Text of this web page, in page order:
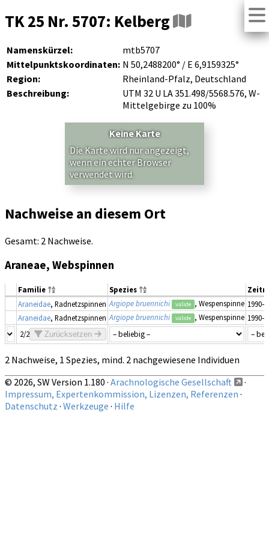
TK 25 Nr. 5707: Kelberg
Namenskürzel:
mtb5707
Mittelpunktskoordinaten: N 50,2488200° / E 6,9159325°
Region:
Rheinland-Pfalz, Deutschland
Beschreibung:
UTM 32 U LA 351.498/5568.576, W-
Mittelgebirge zu 100%
Keine Karte
Die Karte wird nur angezeigt,
wenn ein echter Browser
verwendet wird.
Nachweise an diesem Ort
Gesamt: 2 Nachweise.
Araneae, Webspinnen
Familie Spezies
Araneidae, Radnetzspinnen Argiope bruennichi valide , Wespenspinne
Araneidae, Radnetzspinnen Argiope bruennichi valide , Wespenspinne
2/2
Zurücksetzen
2 Nachweise, 1 Spezies, mind. 2 nachgewiesene Individuen
© 2026, SW Version 1.180 · Arachnologische Gesellschaft
·
Impressum, Expertenkommission, Lizenzen, Referenzen ·
Datenschutz · Werkzeuge · Hilfe